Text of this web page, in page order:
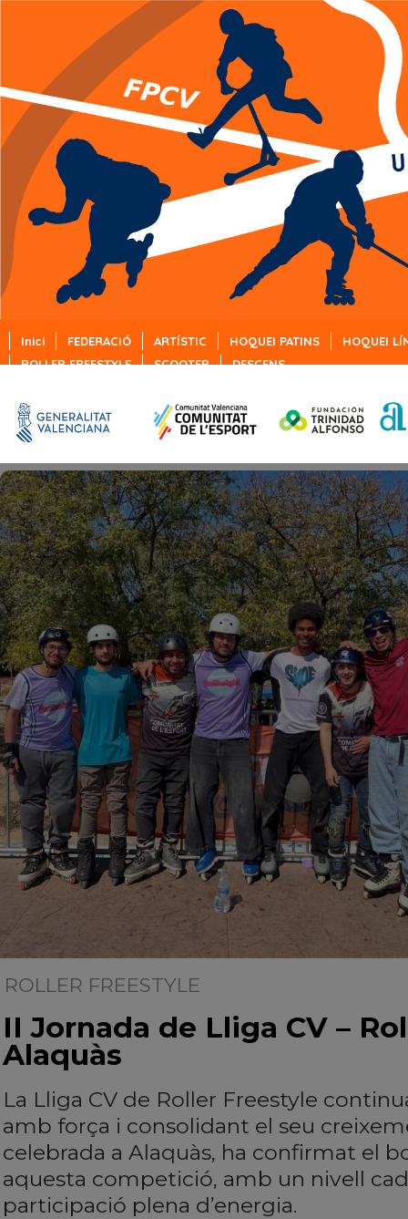
Inici FEDERACIÓ ARTÍSTIC HOQUEI PATINS
HOQUEI
ROLLER FREESTYLE
SCOOTER DESCENS
ROLLER FREESTYLE
II Jornada de Lliga CV –
Alaquàs
La Lliga CV de Roller Freestyle
amb força i consolidant el seu
celebrada a Alaquàs, ha confirmat el
aquesta competició, amb un nivell
participació plena d’energia.